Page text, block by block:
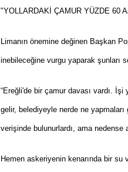
"YOLLARDAKİ ÇAMUR YÜZDE 60
Limanın önemine değinen Başkan
inebileceğine vurgu yaparak şunları
“Ereğli'de bir çamur davası vardı.
gelir, belediyeyle nerde ne
verişinde bulunurlardı, ama
Hemen askeriyenin kenarında bir su